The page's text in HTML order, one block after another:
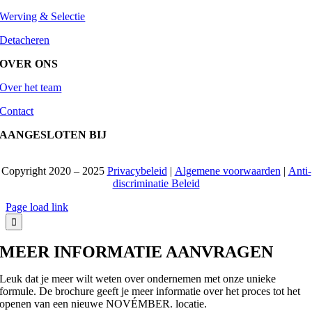
Werving & Selectie
Detacheren
OVER ONS
Over het team
Contact
AANGESLOTEN BIJ
Copyright 2020 – 2025 Privacybeleid | Algemene voorwaarden | Anti-
discriminatie Beleid
Page load link
MEER INFORMATIE AANVRAGEN
Leuk dat je meer wilt weten over ondernemen met onze unieke
formule. De brochure geeft je meer informatie over het proces tot het
openen van een nieuwe NOVÉMBER. locatie.